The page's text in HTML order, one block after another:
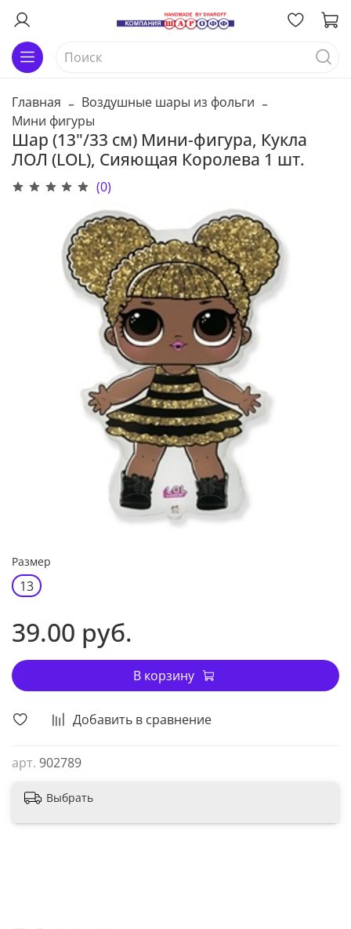
Главная
Воздушные шары из фольги
Мини фигуры
Шар (13"/33 см) Мини-фигура, Кукла
ЛОЛ (LOL), Сияющая Королева 1 шт.
(0)
Добавить в сравнение
арт. 902789
Размер
13
39.00 руб.
В корзину
Выбрать